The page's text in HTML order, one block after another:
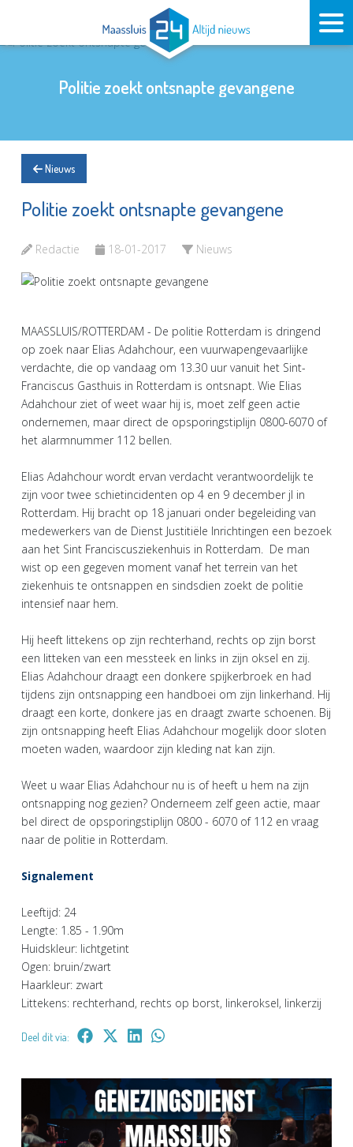
Politie zoekt ontsnapte gevangene
Nieuws
Politie zoekt ontsnapte gevangene
Redactie 18-01-2017 Nieuws
MAASSLUIS/ROTTERDAM - De politie Rotterdam is dringend
op zoek naar Elias Adahchour, een vuurwapengevaarlijke
verdachte, die op vandaag om 13.30 uur vanuit het Sint-
Franciscus Gasthuis in Rotterdam is ontsnapt. Wie Elias
Adahchour ziet of weet waar hij is, moet zelf geen actie
ondernemen, maar direct de opsporingstiplijn 0800-6070 of
het alarmnummer 112 bellen.
Elias Adahchour wordt ervan verdacht verantwoordelijk te
zijn voor twee schietincidenten op 4 en 9 december jl in
Rotterdam. Hij bracht op 18 januari onder begeleiding van
medewerkers van de Dienst Justitiële Inrichtingen een bezoek
aan het Sint Franciscusziekenhuis in Rotterdam. De man
wist op een gegeven moment vanaf het terrein van het
ziekenhuis te ontsnappen en sindsdien zoekt de politie
intensief naar hem.
Hij heeft littekens op zijn rechterhand, rechts op zijn borst
een litteken van een messteek en links in zijn oksel en zij.
Elias Adahchour draagt een donkere spijkerbroek en had
tijdens zijn ontsnapping een handboei om zijn linkerhand. Hij
draagt een korte, donkere jas en draagt zwarte schoenen. Bij
zijn ontsnapping heeft Elias Adahchour mogelijk door sloten
moeten waden, waardoor zijn kleding nat kan zijn.
Weet u waar Elias Adahchour nu is of heeft u hem na zijn
ontsnapping nog gezien? Onderneem zelf geen actie, maar
bel direct de opsporingstiplijn 0800 - 6070 of 112 en vraag
naar de politie in Rotterdam.
Signalement
Leeftijd: 24
Lengte: 1.85 - 1.90m
Huidskleur: lichtgetint
Ogen: bruin/zwart
Haarkleur: zwart
Littekens: rechterhand, rechts op borst, linkeroksel, linkerzij
Deel dit via: